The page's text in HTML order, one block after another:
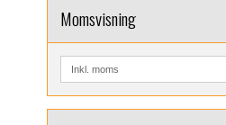
Momsvisning